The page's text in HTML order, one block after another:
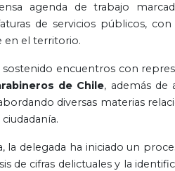
agenda de trabajo
de servicios públicos,
en el territorio.
encuentros con
de Chile, además de
diversas materias
la delegada ha iniciado un
de cifras delictuales y la